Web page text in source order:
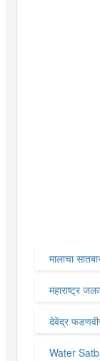
मालाचा
महाराष्ट्र
देवेंद्र
Water